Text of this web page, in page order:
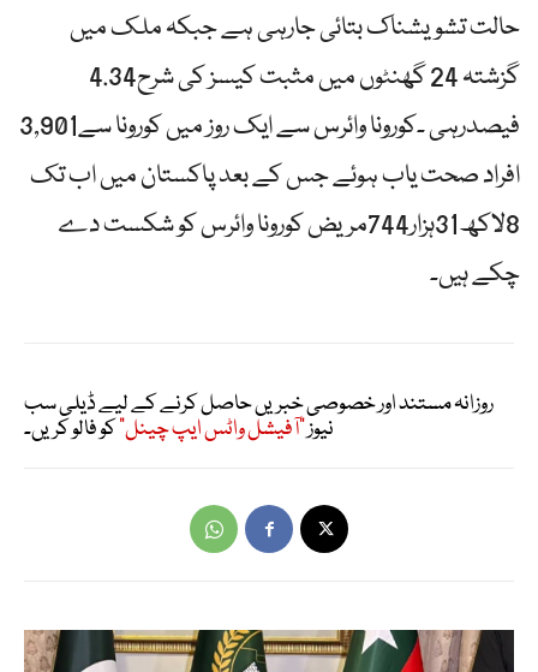
حالت تشویشناک بتائی جارہی ہے جبکہ ملک میں
گزشتہ 24 گھنٹوں میں مثبت کیسز کی شرح4.34
فیصدرہی ۔کورونا وائرس سے ایک روز میں کورونا سے3,901
افراد صحت یاب ہوئے جس کے بعد پاکستان میں اب تک
8لاکھ31ہزار744مریض کورونا وائرس کو شکست دے
چکے ہیں۔
روزانہ مستند اور خصوصی خبریں حاصل کرنے کے لیے ڈیلی سب
نیوز"آفیشل واٹس ایپ چینل"کو فالو کریں۔